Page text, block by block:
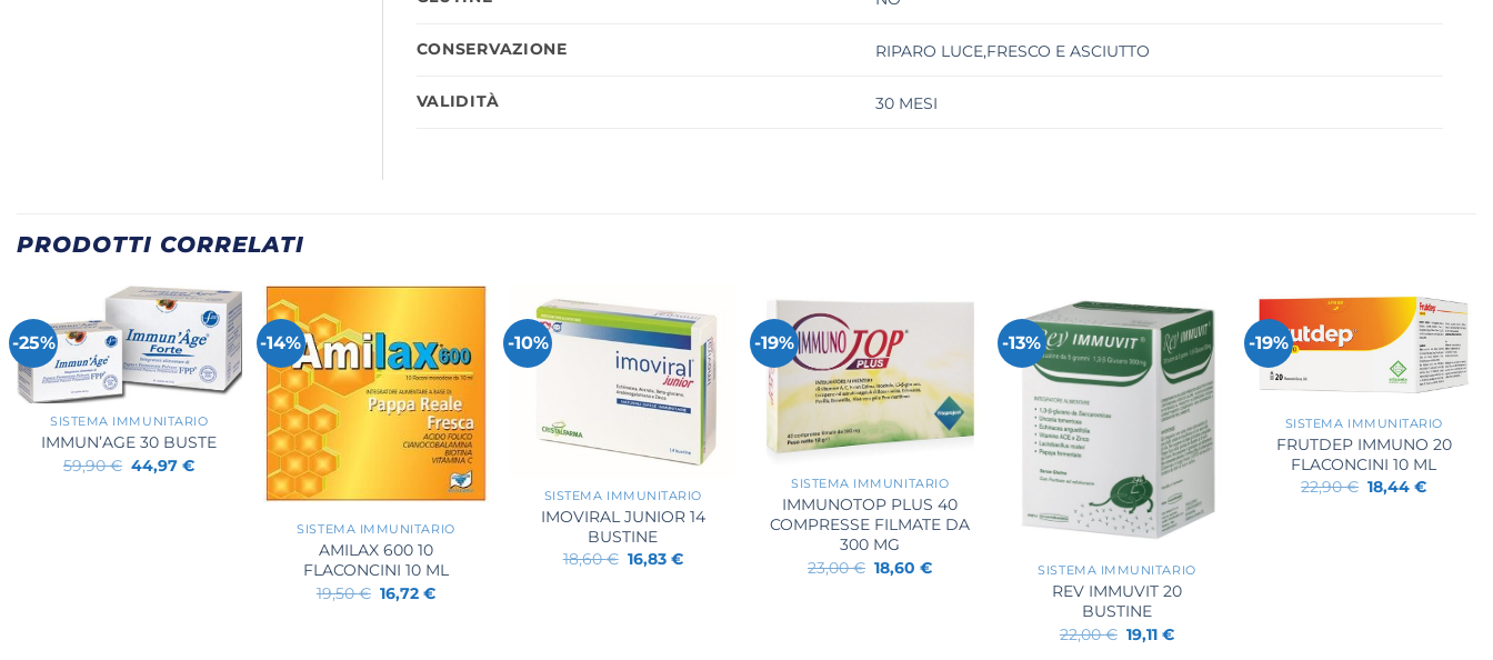
CONSERVAZIONE RIPARO LUCE,FRESCO E ASCIUTTO
VALIDITÀ 30 MESI
PRODOTTI CORRELATI
-25%
+
SISTEMA IMMUNITARIO
IMMUN’AGE 30 BUSTE
59,90€ Il
prezzo
44,97€Il
-14%
+
SISTEMA IMMUNITARIO
AMILAX 600 10
FLACONCINI 10 ML
19,50€ Il
prezzo
16,72€Il
-10%
SISTEMA IMMUNITARIO
IMOVIRAL JUNIOR 14
BUSTINE
18,60€ Il
prezzo
16,83 €Il
-19%
+
SISTEMA IMMUNITARIO
IMMUNOTOP PLUS 40
COMPRESSE FILMATE DA
300 MG
23,00€ Il
prezzo
18,60€Il
-13%
+
SISTEMA IMMUNITARIO
REV IMMUVIT 20
BUSTINE
22,00€ Il
prezzo
19,11€Il
-19%
+
SISTEMA IMMUNITARIO
FRUTDEP IMMUNO 20
FLACONCINI 10 ML
22,90€ Il
prezzo
18,44€Il